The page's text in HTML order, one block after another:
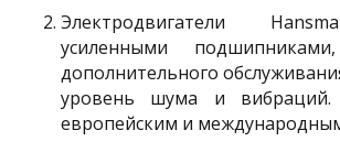
Электродвигатели
усиленными
дополнительного
уровень шума и вибраций.
европейским и